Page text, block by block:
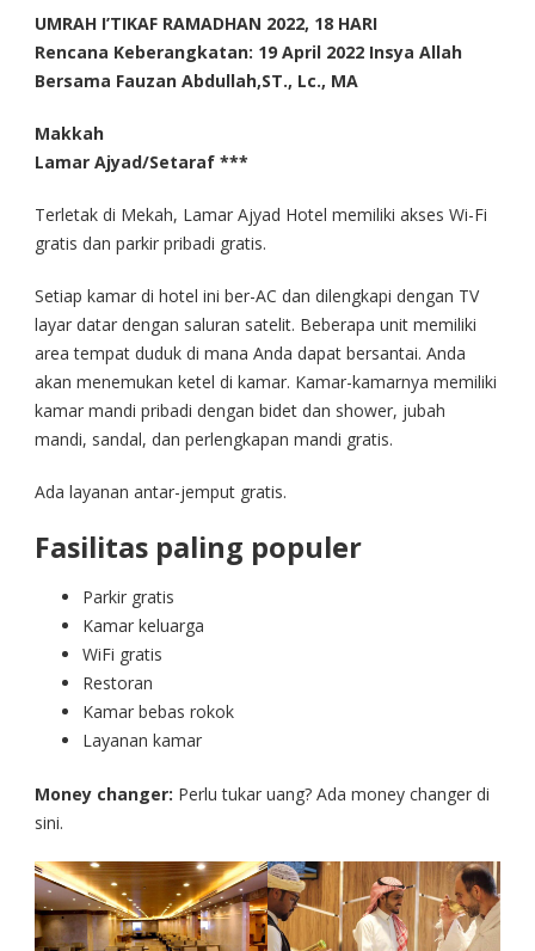
UMRAH I’TIKAF RAMADHAN 2022, 18 HARI
Rencana Keberangkatan: 19 April 2022 Insya Allah
Bersama Fauzan Abdullah,ST., Lc., MA
Makkah
Lamar Ajyad/Setaraf ***
Terletak di Mekah, Lamar Ajyad Hotel memiliki akses Wi-Fi
gratis dan parkir pribadi gratis.
Setiap kamar di hotel ini ber-AC dan dilengkapi dengan TV
layar datar dengan saluran satelit. Beberapa unit memiliki
area tempat duduk di mana Anda dapat bersantai. Anda
akan menemukan ketel di kamar. Kamar-kamarnya memiliki
kamar mandi pribadi dengan bidet dan shower, jubah
mandi, sandal, dan perlengkapan mandi gratis.
Ada layanan antar-jemput gratis.
Fasilitas paling populer
Parkir gratis
Kamar keluarga
WiFi gratis
Restoran
Kamar bebas rokok
Layanan kamar
Money changer: Perlu tukar uang? Ada money changer di
sini.